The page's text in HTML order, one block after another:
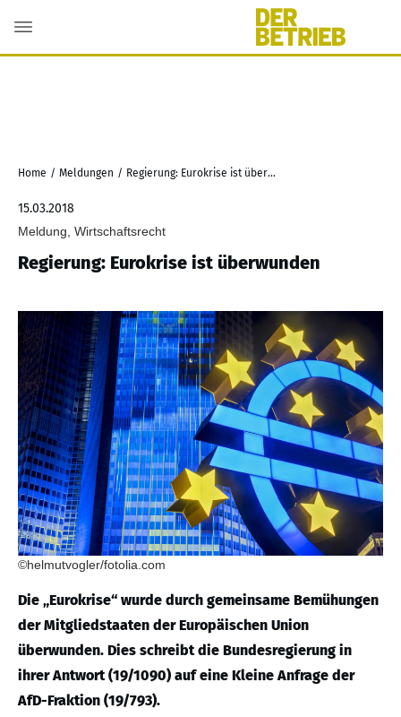
Home / Meldungen / Regierung: Eurokrise ist überwunden
15.03.2018
Meldung, Wirtschaftsrecht
Regierung: Eurokrise ist überwunden
©helmutvogler/fotolia.com
Die „Eurokrise“ wurde durch gemeinsame Bemühungen
der Mitgliedstaaten der Europäischen Union
überwunden. Dies schreibt die Bundesregierung in
ihrer Antwort (19/1090) auf eine Kleine Anfrage der
AfD-Fraktion (19/793).